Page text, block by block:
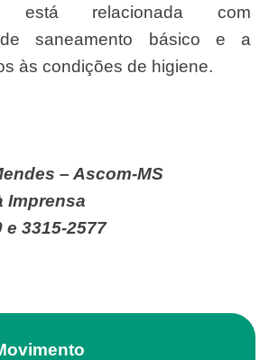
está relacionada com
de saneamento básico e a
às condições de higiene.
– Ascom-MS
Imprensa
e 3315-2577